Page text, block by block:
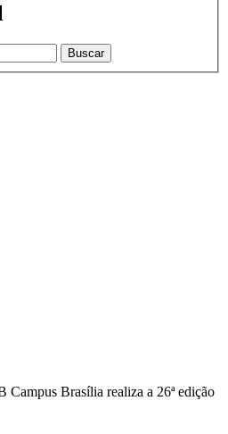
Buscar
Campus Brasília realiza a 26ª edição